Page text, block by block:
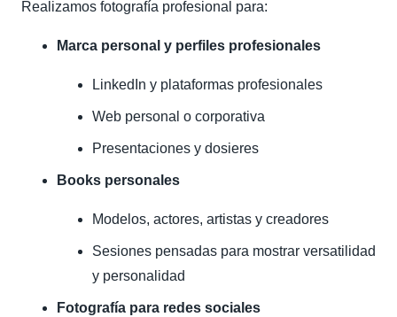
Realizamos fotografía profesional para:
Marca personal y perfiles profesionales
LinkedIn y plataformas profesionales
Web personal o corporativa
Presentaciones y dosieres
Books personales
Modelos, actores, artistas y creadores
Sesiones pensadas para mostrar versatilidad
y personalidad
Fotografía para redes sociales